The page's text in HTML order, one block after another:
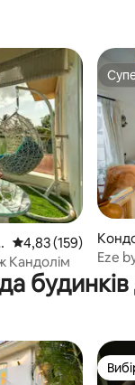
Середня оцінка:
4,83 (159)
Кандолім
Eze
будинків